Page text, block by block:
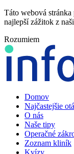
Táto webová
najlepší zážitok z
Rozumiem
Domov
Najčastejšie
O nás
Naše tipy
Operačné
Zoznam kliník
Kvízy